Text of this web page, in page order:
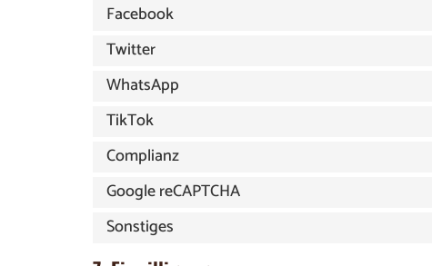
Facebook
Twitter
WhatsApp
TikTok
Complianz
Google reCAPTCHA
Sonstiges